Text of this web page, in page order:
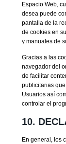
Espacio Web,
desea puede
pantalla de la
de cookies en
y manuales de
Gracias a las
navegador del
de facilitar
publicitarias
Usuarios así
controlar el
10.
En general, los